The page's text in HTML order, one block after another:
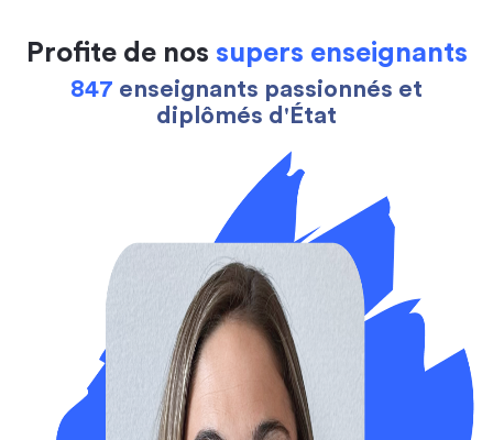
Profite de nos supers enseignants
847 enseignants passionnés et
diplômés d'État